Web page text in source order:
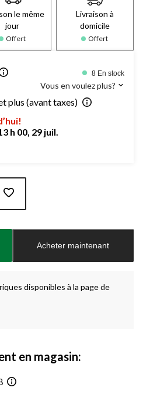
le même
jour
Offert
Livraison à
domicile
Offert
8 En stock
Vous en voulez plus?
plus (avant taxes)
h 00, 29 juil.
Acheter maintenant
disponibles à la page de
en magasin: